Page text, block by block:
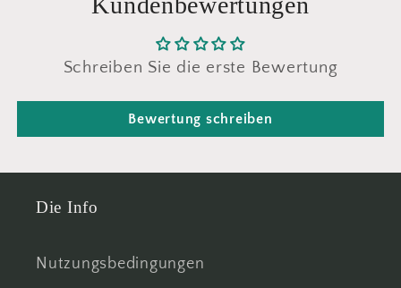
Schreiben Sie die erste Bewertung
Bewertung schreiben
Die Info
Nutzungsbedingungen